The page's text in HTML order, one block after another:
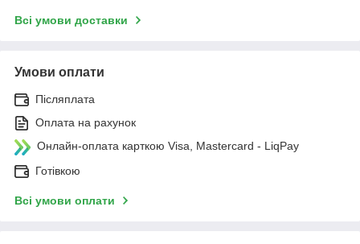
Всі умови доставки
Умови оплати
Післяплата
Оплата на рахунок
Онлайн-оплата карткою Visa, Mastercard - LiqPay
Готівкою
Всі умови оплати